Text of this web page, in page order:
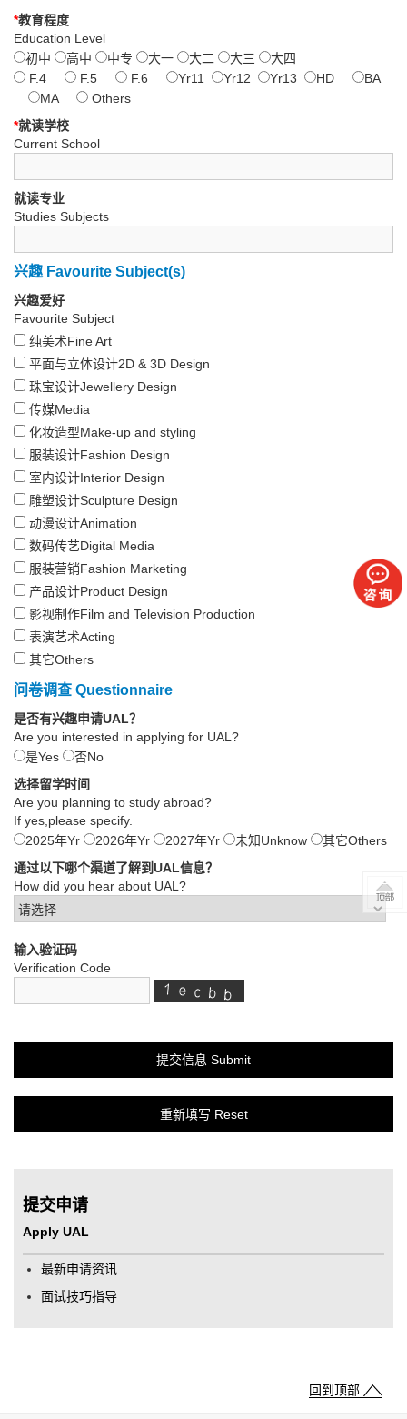
*教育程度
Education Level
初中
高中 中专 大一 大二 大三
大四
F.4
F.5 F.6 Yr11 Yr12 Yr13 HD
BA
MA
Others
*就读学校
Current School
就读专业
Studies Subjects
兴趣 Favourite Subject(s)
兴趣爱好
Favourite Subject
纯美术Fine Art
平面与立体设计2D & 3D Design
珠宝设计Jewellery Design
传媒Media
化妆造型Make-up and styling
服装设计Fashion Design
室内设计Interior Design
雕塑设计Sculpture Design
动漫设计Animation
数码传艺Digital Media
服装营销Fashion Marketing
产品设计Product Design
影视制作Film and Television Production
表演艺术Acting
其它Others
问卷调查 Questionnaire
是否有兴趣申请UAL？
Are you interested in applying for UAL?
是Yes
否No
选择留学时间
Are you planning to study abroad?
If yes,please specify.
2025年Yr
2026年Yr 2027年Yr 未知Unknow
其它Others
通过以下哪个渠道了解到UAL信息？
How did you hear about UAL?
输入验证码
Verification Code
提交申请
Apply UAL
最新申请资讯
面试技巧指导
回到顶部